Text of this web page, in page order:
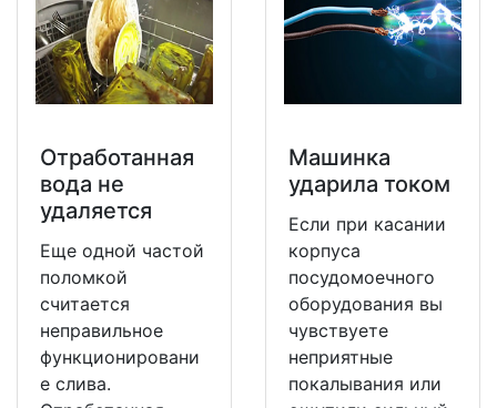
Отработанная
вода не
удаляется
Еще одной частой
поломкой
считается
неправильное
функционировани
е слива.
Машинка
ударила током
Если при касании
корпуса
посудомоечного
оборудования вы
чувствуете
неприятные
покалывания или